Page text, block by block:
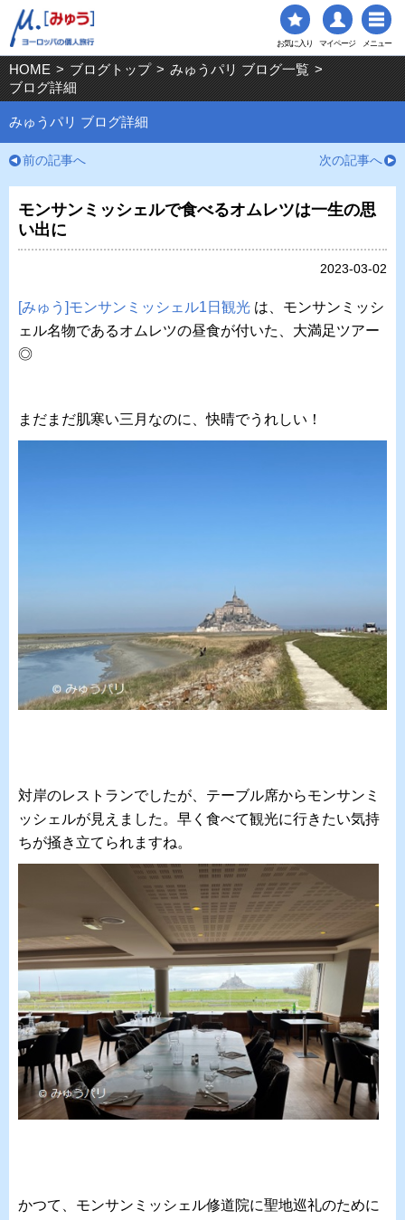
お気に入り マイページ メニュー
HOME > ブログトップ > みゅうパリ ブログ一覧 >
ブログ詳細
みゅうパリ ブログ詳細
前の記事へ 次の記事へ
モンサンミッシェルで食べるオムレツは一生の思
い出に
2023-03-02
[みゅう]モンサンミッシェル1日観光 は、モンサンミッシ
ェル名物であるオムレツの昼食が付いた、大満足ツアー
◎
まだまだ肌寒い三月なのに、快晴でうれしい！
対岸のレストランでしたが、テーブル席からモンサンミ
ッシェルが見えました。早く食べて観光に行きたい気持
ちが掻き立てられますね。
かつて、モンサンミッシェル修道院に聖地巡礼のために